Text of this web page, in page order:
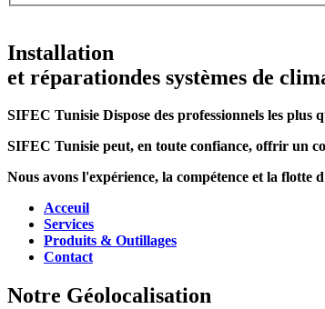
Installation
et réparationdes systèmes de
SIFEC Tunisie Dispose des professionnels les
SIFEC Tunisie peut, en toute confiance, offrir un
Nous avons l'expérience, la compétence et la flotte
Acceuil
Services
Produits & Outillages
Contact
Notre Géolocalisation